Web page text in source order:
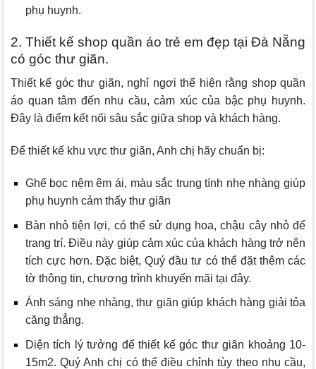
phụ huynh.
2. Thiết kế shop quần áo trẻ em đẹp tại Đà Nẵng
có góc thư giãn.
Thiết kế góc thư giãn, nghỉ ngơi thể hiện rằng shop quần
áo quan tâm đến nhu cầu, cảm xúc của bậc phụ huynh.
Đây là điểm kết nối sâu sắc giữa shop và khách hàng.
Để thiết kế khu vực thư giãn, Anh chị hãy chuẩn bị:
Ghế bọc nệm êm ái, màu sắc trung tính nhẹ nhàng giúp
phụ huynh cảm thấy thư giãn
Bàn nhỏ tiện lợi, có thể sử dụng hoa, chậu cây nhỏ để
trang trí. Điều này giúp cảm xúc của khách hàng trở nên
tích cực hơn. Đặc biệt, Quý đầu tư có thể đặt thêm các
tờ thông tin, chương trình khuyến mãi tại đây.
Ánh sáng nhẹ nhàng, thư giãn giúp khách hàng giải tỏa
căng thẳng.
Diện tích lý tưởng để thiết kế góc thư giãn khoảng 10-
15m2. Quý Anh chị có thể điều chỉnh tùy theo nhu cầu,